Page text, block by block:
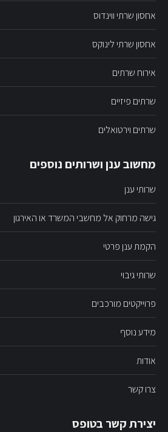
אחסון שרתי ווינדוס
אחסון שרתי לינוקס
אירוח שרתים
שרתים פיזיים
שרתים וירטואלים
מחשוב ענן ושרותים נוספים
שרותי ענן
גישה מרחוק אל מחשבי המשרד או האירגון
הקמת ענן פרטי
שרותי גיבוי
פרוייקטים מורכבים
מידע נוסף
אודות
צרו קשר
יצירת קשר בטופס